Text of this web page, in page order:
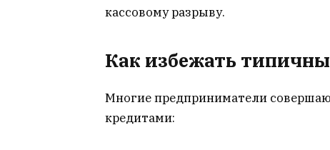
кассовому разрыву.
Как избежать
Многие предприниматели
кредитами: